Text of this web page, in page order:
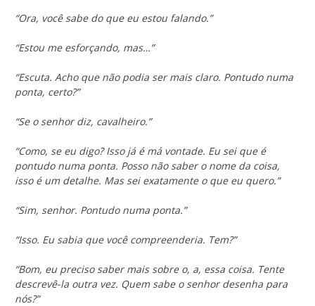
“Ora, você sabe do que eu estou falando.”
“Estou me esforçando, mas…”
“Escuta. Acho que não podia ser mais claro. Pontudo numa
ponta, certo?”
“Se o senhor diz, cavalheiro.”
“Como, se eu digo? Isso já é má vontade. Eu sei que é
pontudo numa ponta. Posso não saber o nome da coisa,
isso é um detalhe. Mas sei exatamente o que eu quero.”
“Sim, senhor. Pontudo numa ponta.”
“Isso. Eu sabia que você compreenderia. Tem?”
“Bom, eu preciso saber mais sobre o, a, essa coisa. Tente
descrevê-la outra vez. Quem sabe o senhor desenha para
nós?”